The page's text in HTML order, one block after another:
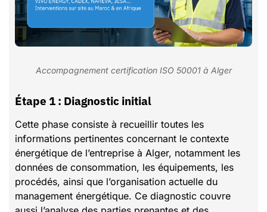
Accompagnement certification ISO 50001 à Alger
Étape 1 : Diagnostic initial
Cette phase consiste à recueillir toutes les
informations pertinentes concernant le contexte
énergétique de l’entreprise à Alger, notamment les
données de consommation, les équipements, les
procédés, ainsi que l’organisation actuelle du
management énergétique. Ce diagnostic couvre